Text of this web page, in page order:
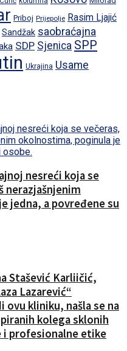
Priboj Prijepolje Rasim Ljajić
Sandžak saobraćajna
SDP Sjenica SPP
Ukrajina Usame
nesreći koja se
nerazjašnjenim
jedna, a povređene su
Stašević Karliičić,
Lazarević“
ovu kliniku, našla se na
kolega sklonih
i profesionalne etike